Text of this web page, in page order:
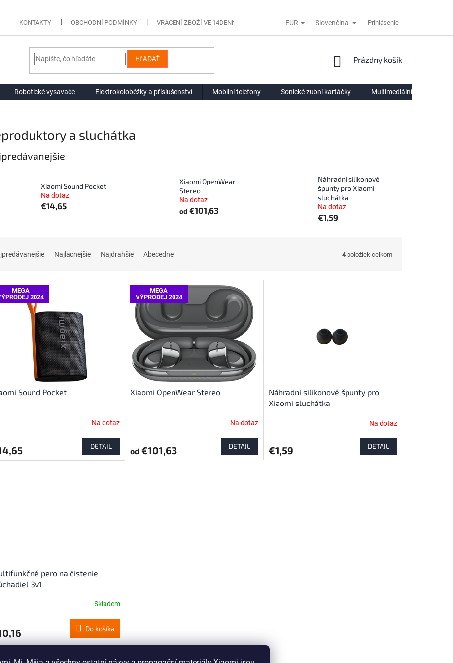
KONTAKTY OBCHODNÍ PODMÍNKY VRÁCENÍ ZBOŽÍ VE 14DENNÍ LHŮTĚ REKLAMACE DODACÍ PODMÍNKY
EUR Slovenčina Prihlásenie
HĽADAŤ
NÁKUPNÝ
Prázdny košík
Robotické vysavače Elektrokoloběžky a příslušenství Mobilní telefony Sonické zubní kartáčky Multimediální centra
a sluchátka
Xiaomi Sound Pocket
Na dotaz
€14,65
Xiaomi OpenWear
Stereo
Na dotaz
od€101,63
Náhradní silikonové
špunty pro Xiaomi
sluchátka
Na dotaz
€1,59
Najlacnejšie Najdrahšie Abecedne 4 položiek celkom
MEGA
2024
Sound Pocket
Na dotaz
DETAIL
MEGA
VÝPRODEJ 2024
Xiaomi OpenWear Stereo
Na dotaz
od €101,63 DETAIL
Náhradní silikonové špunty pro
Xiaomi sluchátka
Na dotaz
€1,59 DETAIL
pero na čistenie
3v1
Skladem
Do košíka